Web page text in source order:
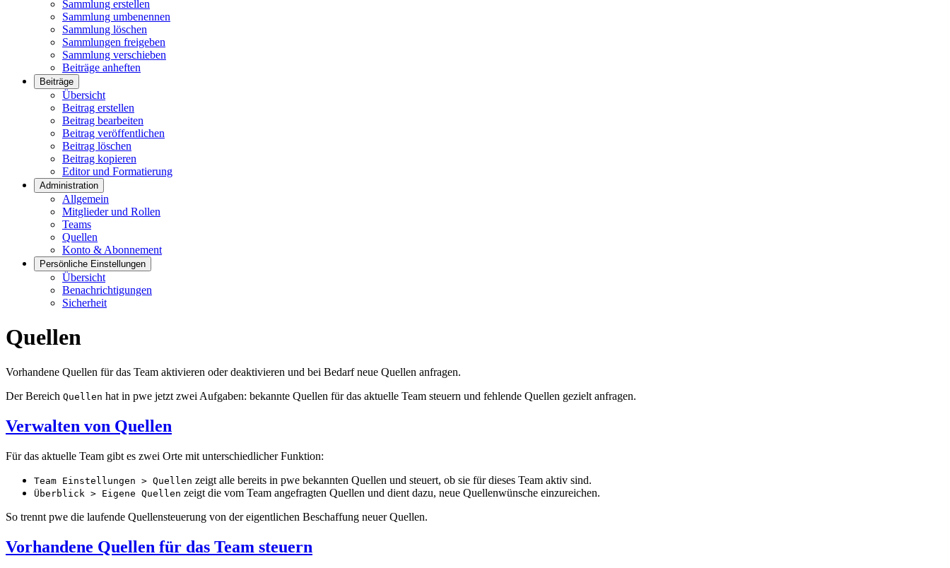
Sammlung erstellen
Sammlung umbenennen
Sammlung löschen
Sammlungen freigeben
Sammlung verschieben
Beiträge anheften
Beiträge
Übersicht
Beitrag erstellen
Beitrag bearbeiten
Beitrag veröffentlichen
Beitrag löschen
Beitrag kopieren
Editor und Formatierung
Administration
Allgemein
Mitglieder und Rollen
Teams
Quellen
Konto & Abonnement
Persönliche Einstellungen
Übersicht
Benachrichtigungen
Sicherheit
Quellen
Vorhandene Quellen für das Team aktivieren oder deaktivieren und bei Bedarf neue Quellen anfragen.
Der Bereich Quellen hat in pwe jetzt zwei Aufgaben: bekannte Quellen für das aktuelle Team steuern und fehlende Quellen gezielt anfragen.
Verwalten von Quellen
Für das aktuelle Team gibt es zwei Orte mit unterschiedlicher Funktion:
Team Einstellungen > Quellen zeigt alle bereits in pwe bekannten Quellen und steuert, ob sie für dieses Team aktiv sind.
Überblick > Eigene Quellen zeigt die vom Team angefragten Quellen und dient dazu, neue Quellenwünsche einzureichen.
So trennt pwe die laufende Quellensteuerung von der eigentlichen Beschaffung neuer Quellen.
Vorhandene Quellen für das Team steuern